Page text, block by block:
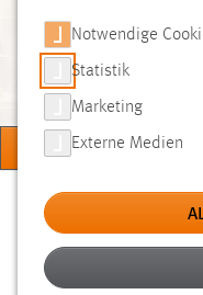
UND GESUNDHEIT
Sie sind hier:
Hochschule
Fakultäten
Notwendige
Statistik
Marketing
Externe Medien